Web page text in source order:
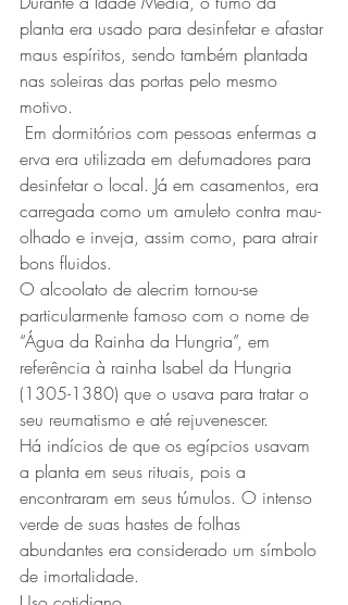
planta era usado para desinfetar e afastar
maus espíritos, sendo também plantada
nas soleiras das portas pelo mesmo
motivo.
erva era utilizada em defumadores para
desinfetar o local. Já em casamentos, era
carregada como um amuleto contra mau-
olhado e inveja, assim como, para atrair
bons fluidos.
O alcoolato de alecrim tornou-se
particularmente famoso com o nome de
“Água da Rainha da Hungria”, em
referência à rainha Isabel da Hungria
(1305-1380) que o usava para tratar o
seu reumatismo e até rejuvenescer.
Há indícios de que os egípcios usavam
a planta em seus rituais, pois a
encontraram em seus túmulos. O intenso
verde de suas hastes de folhas
abundantes era considerado um símbolo
de imortalidade.